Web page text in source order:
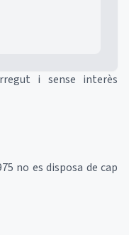
i sense interès
no es disposa de cap